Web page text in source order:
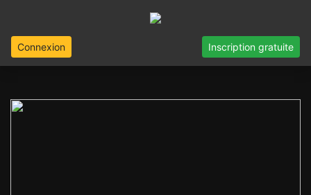
Connexion Inscription gratuite